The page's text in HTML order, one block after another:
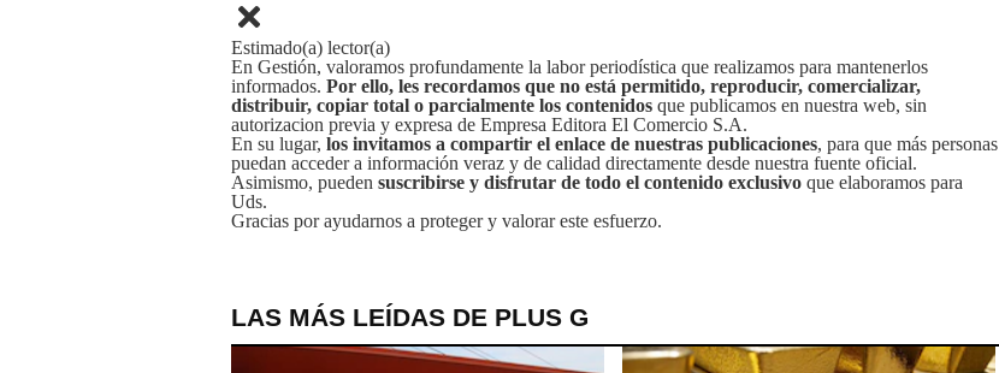
Estimado(a) lector(a)
En Gestión, valoramos profundamente la labor periodística que realizamos para mantenerlos
informados. Por ello, les recordamos que no está permitido, reproducir, comercializar,
distribuir, copiar total o parcialmente los contenidos que publicamos en nuestra web, sin
autorizacion previa y expresa de Empresa Editora El Comercio S.A.
En su lugar, los invitamos a compartir el enlace de nuestras publicaciones, para que más personas
puedan acceder a información veraz y de calidad directamente desde nuestra fuente oficial.
Asimismo, pueden suscribirse y disfrutar de todo el contenido exclusivo que elaboramos para
Uds.
Gracias por ayudarnos a proteger y valorar este esfuerzo.
LAS MÁS LEÍDAS DE PLUS G